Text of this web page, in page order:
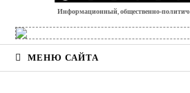
Информационный, общественно-
МЕНЮ САЙТА